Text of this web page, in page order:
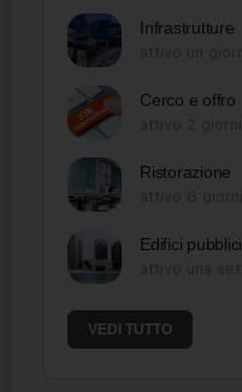
Infrastrutture
Cerco e offro
Ristorazione
Edifici pubblici
VEDI TUTTO